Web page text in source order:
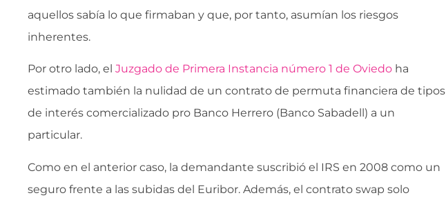
aquellos sabía lo que firmaban y que, por tanto, asumían los riesgos
inherentes.
Por otro lado, el Juzgado de Primera Instancia número 1 de Oviedo ha
estimado también la nulidad de un contrato de permuta financiera de tipos
de interés comercializado pro Banco Herrero (Banco Sabadell) a un
particular.
Como en el anterior caso, la demandante suscribió el IRS en 2008 como un
seguro frente a las subidas del Euribor. Además, el contrato swap solo